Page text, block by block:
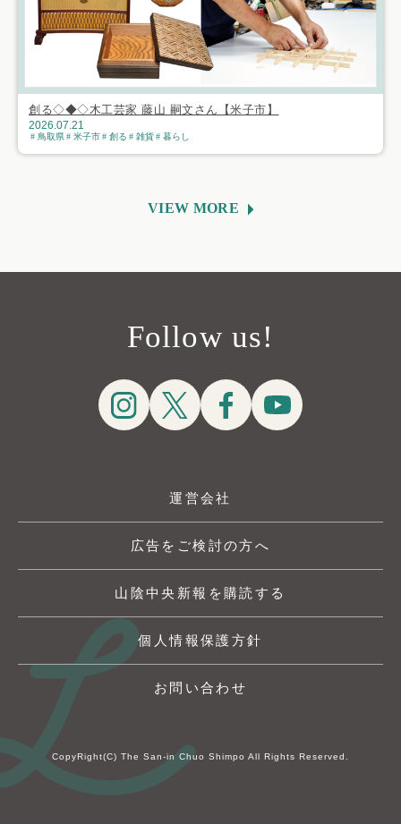
創る◇◆◇木工芸家 藤山 嗣文さん【米子市】
2026.07.21
鳥取県 米子市 創る 雑貨 暮らし
VIEW MORE
Follow us!
運営会社
広告をご検討の方へ
山陰中央新報を購読する
個人情報保護方針
お問い合わせ
CopyRight(C) The San-in Chuo Shimpo All Rights Reserved.